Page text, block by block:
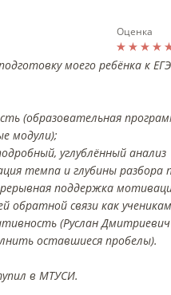
Оценка
моего ребёнка к
(образовательная
модули);
углублённый анализ
темпа и глубины разбора
поддержка
обратной связи как
(Руслан Дмитриевич
оставшиеся пробелы).
в МТУСИ.